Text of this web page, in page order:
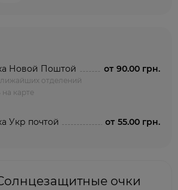
Новой Поштой
отделений
на карте
от 90.00 грн.
Укр почтой от 55.00 грн.
очки